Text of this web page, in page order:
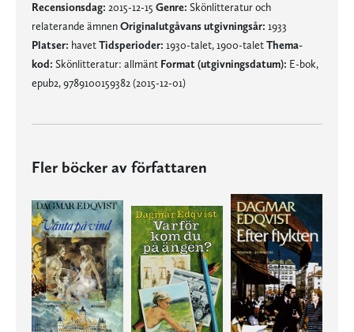
Recensionsdag: 2015-12-15 Genre: Skönlitteratur och
relaterande ämnenOriginalutgåvans utgivningsår: 1933
Platser: havetTidsperioder: 1930-talet, 1900-taletThema-
kod: Skönlitteratur: allmänt Format (utgivningsdatum): E-bok,
epub2, 9789100159382 (2015-12-01)
Fler böcker av författaren